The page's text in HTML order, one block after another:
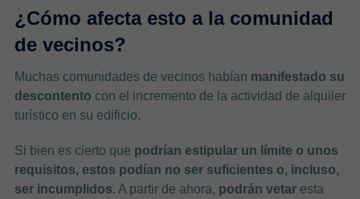
¿Cómo afecta esto a la comunidad
de vecinos?
Muchas comunidades de vecinos habían manifestado su
descontento con el incremento de la actividad de alquiler
turístico en su edificio.
Si bien es cierto que podrían estipular un límite o unos
requisitos, estos podían no ser suficientes o, incluso,
ser incumplidos. A partir de ahora, podrán vetar esta